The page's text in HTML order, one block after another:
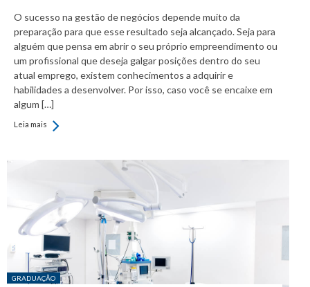
O sucesso na gestão de negócios depende muito da
preparação para que esse resultado seja alcançado. Seja para
alguém que pensa em abrir o seu próprio empreendimento ou
um profissional que deseja galgar posições dentro do seu
atual emprego, existem conhecimentos a adquirir e
habilidades a desenvolver. Por isso, caso você se encaixe em
algum […]
Leia mais
Posted in:
GRADUAÇÃO